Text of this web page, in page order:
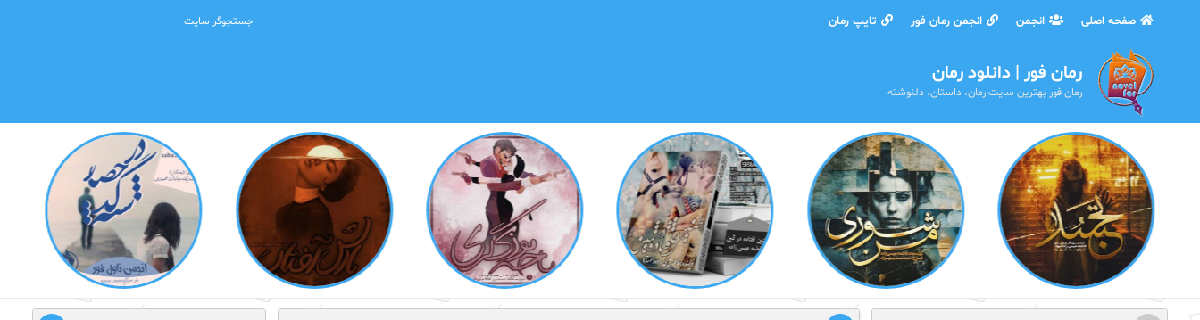
صفحه اصلی انجمن انجمن رمان فور تایپ رمان
رمان فور | دانلود رمان
رمان فور بهترین سایت رمان، داستان، دلنوشته